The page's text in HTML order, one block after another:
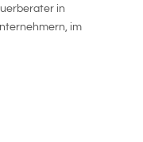
in
im